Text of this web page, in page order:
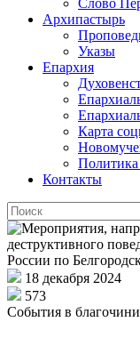
Слово
Архипастырь
Указы
Епархия
Карта
Политика
Контакты
18 декабря 2024
573
События в